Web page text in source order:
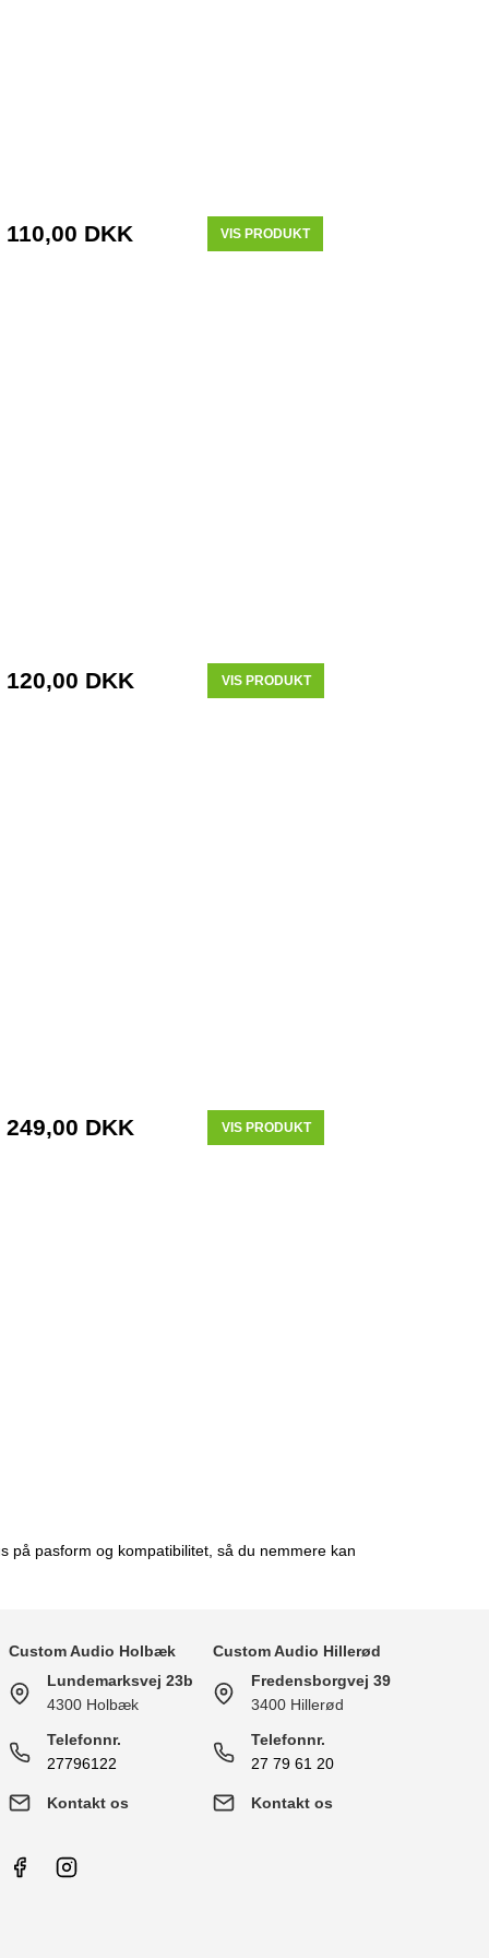
110,00 DKK VIS PRODUKT
120,00 DKK VIS PRODUKT
249,00 DKK VIS PRODUKT
på pasform og kompatibilitet, så du nemmere kan
Custom Audio Holbæk
Lundemarksvej 23b
4300 Holbæk
Telefonnr.
27796122
Kontakt os
Custom Audio Hillerød
Fredensborgvej 39
3400 Hillerød
Telefonnr.
27 79 61 20
Kontakt os